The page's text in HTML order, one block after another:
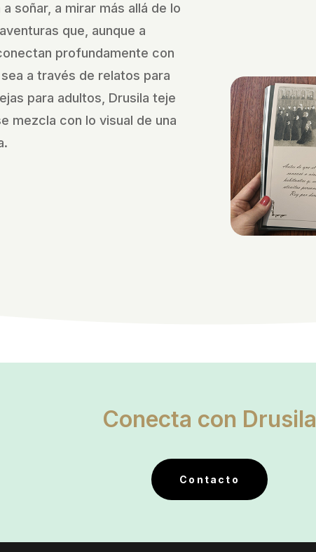
soñar, a mirar más allá de lo
que, aunque a
profundamente con
a través de relatos para
para adultos, Drusila teje
mezcla con lo visual de una
Conecta con Drusila
Contacto